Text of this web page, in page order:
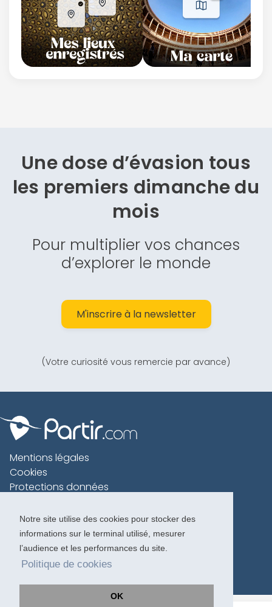
Notre site utilise des cookies pour stocker des
informations sur le terminal utilisé, mesurer
l’audience et les performances du site.
Politique de cookies
OK
Une dose d’évasion tous
les premiers dimanche du
mois
Pour multiplier vos chances
d’explorer le monde
M'inscrire à la newsletter
(Votre curiosité vous remercie par avance)
Mentions légales
Cookies
Protections données
Charte voyageur
Copyright 1996-2026